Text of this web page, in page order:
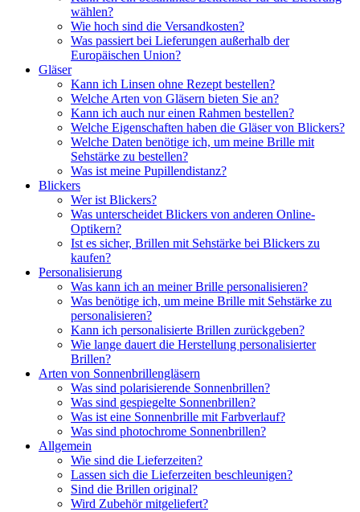
wählen?
Wie hoch sind die Versandkosten?
Was passiert bei Lieferungen außerhalb der
Europäischen Union?
Gläser
Kann ich Linsen ohne Rezept bestellen?
Welche Arten von Gläsern bieten Sie an?
Kann ich auch nur einen Rahmen bestellen?
Welche Eigenschaften haben die Gläser von Blickers?
Welche Daten benötige ich, um meine Brille mit
Sehstärke zu bestellen?
Was ist meine Pupillendistanz?
Blickers
Wer ist Blickers?
Was unterscheidet Blickers von anderen Online-
Optikern?
Ist es sicher, Brillen mit Sehstärke bei Blickers zu
kaufen?
Personalisierung
Was kann ich an meiner Brille personalisieren?
Was benötige ich, um meine Brille mit Sehstärke zu
personalisieren?
Kann ich personalisierte Brillen zurückgeben?
Wie lange dauert die Herstellung personalisierter
Brillen?
Arten von Sonnenbrillengläsern
Was sind polarisierende Sonnenbrillen?
Was sind gespiegelte Sonnenbrillen?
Was ist eine Sonnenbrille mit Farbverlauf?
Was sind photochrome Sonnenbrillen?
Allgemein
Wie sind die Lieferzeiten?
Lassen sich die Lieferzeiten beschleunigen?
Sind die Brillen original?
Wird Zubehör mitgeliefert?